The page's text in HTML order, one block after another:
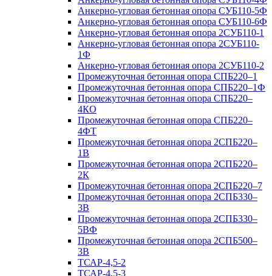
Анкерно-угловая бетонная опора СУБ110-5Ф
Анкерно-угловая бетонная опора СУБ110-6Ф
Анкерно-угловая бетонная опора 2СУБ110-1
Анкерно-угловая бетонная опора 2СУБ110-
1Ф
Анкерно-угловая бетонная опора 2СУБ110-2
Промежуточная бетонная опора СПБ220–1
Промежуточная бетонная опора СПБ220–1Ф
Промежуточная бетонная опора СПБ220–
4КО
Промежуточная бетонная опора СПБ220–
4ФТ
Промежуточная бетонная опора 2СПБ220–
1В
Промежуточная бетонная опора 2СПБ220–
2К
Промежуточная бетонная опора 2СПБ220–7
Промежуточная бетонная опора 2СПБ330–
3В
Промежуточная бетонная опора 2СПБ330–
5ВФ
Промежуточная бетонная опора 2СПБ500–
3В
ТСАР-4,5-2
ТСАР-4,5-3